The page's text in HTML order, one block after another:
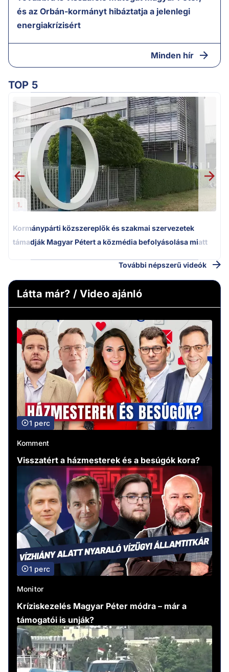
és az Orbán-kormányt hibáztatja a jelenlegi
energiakrízisért
Minden hír
TOP 5
1.
Kormánypárti közszereplők és szakmai szervezetek
támadják Magyar Pétert a közmédia befolyásolása miatt
További népszerű videók
Látta már? / Video ajánló
1 perc
Komment
Visszatért a házmesterek és a besúgók kora?
1 perc
Monitor
Kríziskezelés Magyar Péter módra – már a
támogatói is unják?